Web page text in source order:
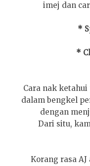
imej dan
*
*
Cara nak
dalam bengkel
dengan
Dari situ,
Korang rasa AJ